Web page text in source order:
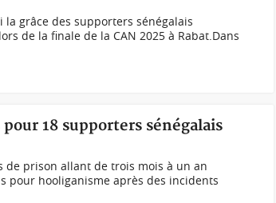
la grâce des supporters sénégalais
de la finale de la CAN 2025 à Rabat.Dans
18 supporters sénégalais
de prison allant de trois mois à un an
pour hooliganisme après des incidents